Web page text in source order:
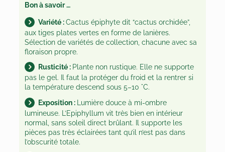
m
Bon à savoir …
Variété :Cactus épiphyte dit “cactus orchidée”,
aux tiges plates vertes en forme de lanières.
Sélection de variétés de collection, chacune avec sa
floraison propre.
Rusticité : Plante non rustique. Elle ne supporte
pas le gel. Il faut la protéger du froid et la rentrer si
la température descend sous 5–10 °C.
Exposition :
Lumière douce à mi-ombre
lumineuse. L’Epiphyllum vit très bien en intérieur
normal, sans soleil direct brûlant. Il supporte les
pièces pas très éclairées tant qu’il n’est pas dans
l’obscurité totale.